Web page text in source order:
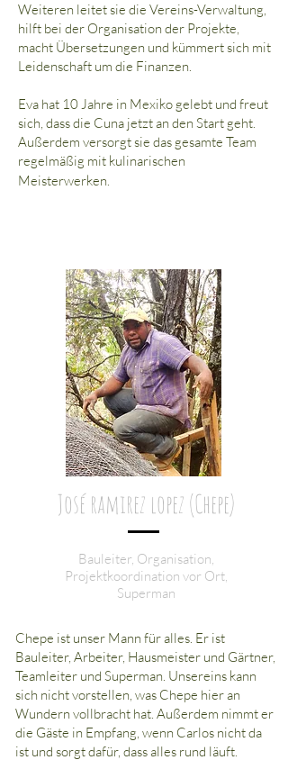
Weiteren leitet sie die Vereins-Verwaltung,
hilft bei der Organisation der Projekte,
macht Übersetzungen und kümmert sich mit
Leidenschaft um die Finanzen.
Eva hat 10 Jahre in Mexiko gelebt und freut
sich, dass die Cuna jetzt an den Start geht.
Außerdem versorgt sie das gesamte Team
regelmäßig mit kulinarischen
Meisterwerken.
José ramirez lopez (Chepe)
Bauleiter, Organisation,
Projektkoordination vor Ort,
Superman
Chepe ist unser Mann für alles. Er ist
Bauleiter, Arbeiter, Hausmeister und Gärtner,
Teamleiter und Superman. Unsereins kann
sich nicht vorstellen, was Chepe hier an
Wundern vollbracht hat. Außerdem nimmt er
die Gäste in Empfang, wenn Carlos nicht da
ist und sorgt dafür, dass alles rund läuft.